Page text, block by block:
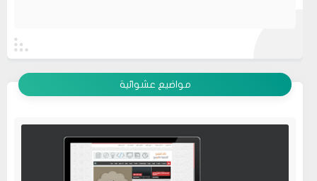
مواضيع عشوائية